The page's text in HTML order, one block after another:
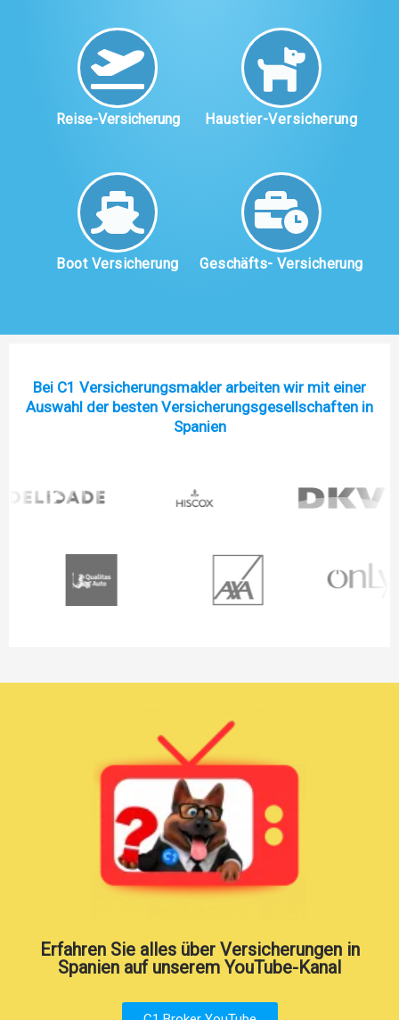
Reise-Versicherung Haustier-Versicherung
Boot Versicherung Geschäfts- Versicherung
Bei C1 Versicherungsmakler arbeiten wir mit einer
Auswahl der besten Versicherungsgesellschaften in
Spanien
Erfahren Sie alles über Versicherungen in
Spanien auf unserem YouTube-Kanal